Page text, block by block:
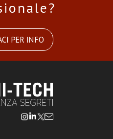
PER INFO